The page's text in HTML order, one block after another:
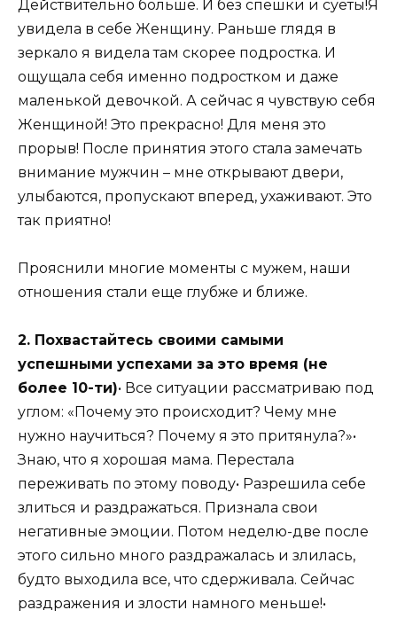
Действительно больше. И без спешки и суеты!Я
увидела в себе Женщину. Раньше глядя в
зеркало я видела там скорее подростка. И
ощущала себя именно подростком и даже
маленькой девочкой. А сейчас я чувствую себя
Женщиной! Это прекрасно! Для меня это
прорыв! После принятия этого стала замечать
внимание мужчин – мне открывают двери,
улыбаются, пропускают вперед, ухаживают. Это
так приятно!
Прояснили многие моменты с мужем, наши
отношения стали еще глубже и ближе.
2. Похвастайтесь своими самыми
успешными успехами за это время (не
более 10-ти)• Все ситуации рассматриваю под
углом: «Почему это происходит? Чему мне
нужно научиться? Почему я это притянула?»•
Знаю, что я хорошая мама. Перестала
переживать по этому поводу• Разрешила себе
злиться и раздражаться. Признала свои
негативные эмоции. Потом неделю-две после
этого сильно много раздражалась и злилась,
будто выходила все, что сдерживала. Сейчас
раздражения и злости намного меньше!•